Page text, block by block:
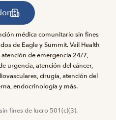
médica comunitario sin fines
de Eagle y Summit. Vail Health
de emergencia 24/7,
urgencia, atención del cáncer,
cirugía, atención del
endocrinología y más.
en LinkedIn
fines de lucro 501(c)(3).